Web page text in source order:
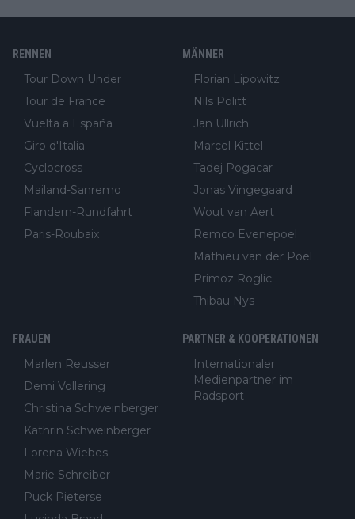
RENNEN
Tour Down Under
Tour de France
Vuelta a España
Giro d'Italia
Cyclocross
Mailand-Sanremo
Flandern-Rundfahrt
Paris-Roubaix
MÄNNER
Florian Lipowitz
Nils Politt
Jan Ullrich
Marcel Kittel
Tadej Pogacar
Jonas Vingegaard
Wout van Aert
Remco Evenepoel
Mathieu van der Poel
Primoz Roglic
Thibau Nys
FRAUEN
Marlen Reusser
Demi Vollering
Christina Schweinberger
Kathrin Schweinberger
Lorena Wiebes
Marie Schreiber
Puck Pieterse
PARTNER & KOOPERATIONEN
Internationaler
Medienpartner im
Radsport